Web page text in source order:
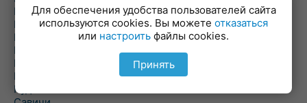
Полесье
Птичь
Речица
Ровенская Слобода
Рогачев
Рогинь
Рудня
Для обеспечения удобства пользователей сайта
используются cookies. Вы можете отказаться
или настроить файлы cookies.
Принять